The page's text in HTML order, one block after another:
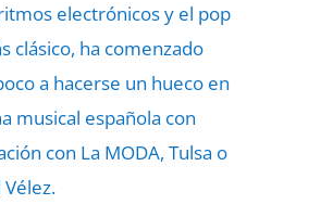
electrónicos y el pop
clásico, ha comenzado
a hacerse un hueco en
musical española con
con La MODA, Tulsa o